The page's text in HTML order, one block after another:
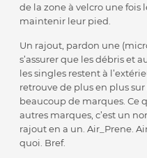
de la zone à velcro une
maintenir leur pied.
Un rajout, pardon une
s’assurer que les débris et
les singles restent à
retrouve de plus en plus
beaucoup de marques. Ce
autres marques, c’est un
rajout en a un. Air_Prene.
quoi. Bref.